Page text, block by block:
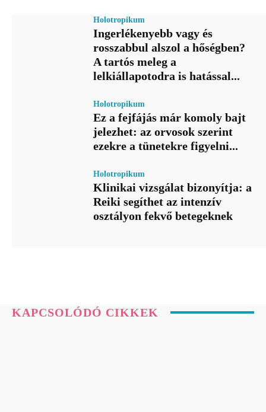
Holotropikum
Ingerlékenyebb vagy és
rosszabbul alszol a hőségben?
A tartós meleg a
lelkiállapotodra is hatással...
Holotropikum
Ez a fejfájás már komoly bajt
jelezhet: az orvosok szerint
ezekre a tünetekre figyelni...
Holotropikum
Klinikai vizsgálat bizonyítja: a
Reiki segíthet az intenzív
osztályon fekvő betegeknek
KAPCSOLÓDÓ CIKKEK